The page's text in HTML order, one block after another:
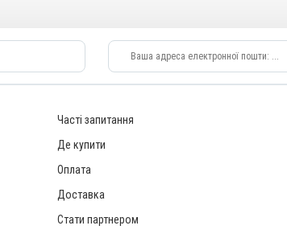
Часті запитання
Де купити
Оплата
Доставка
Стати партнером